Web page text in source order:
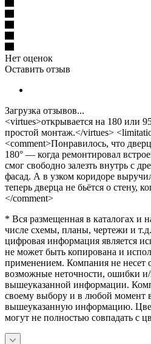
Нет оценок
Оставить отзыв
Загрузка отзывов...
<virtues>открывается на 180 или
простой монтаж.</virtues>
<comment>Понравилось, что
180° — когда ремонтировал
смог свободно залезть внутрь с
фасад. А в узком коридоре
теперь дверца не бьётся о стену,
</comment>
* Вся размещенная в каталогах и
числе схемы, планы, чертежи и
цифровая информация является
не может быть копирована и
применением. Компания не несет
возможные неточности, ошибки
вышеуказанной информации.
своему выбору и в любой момент
вышеуказанную информацию.
могут не полностью совпадать с